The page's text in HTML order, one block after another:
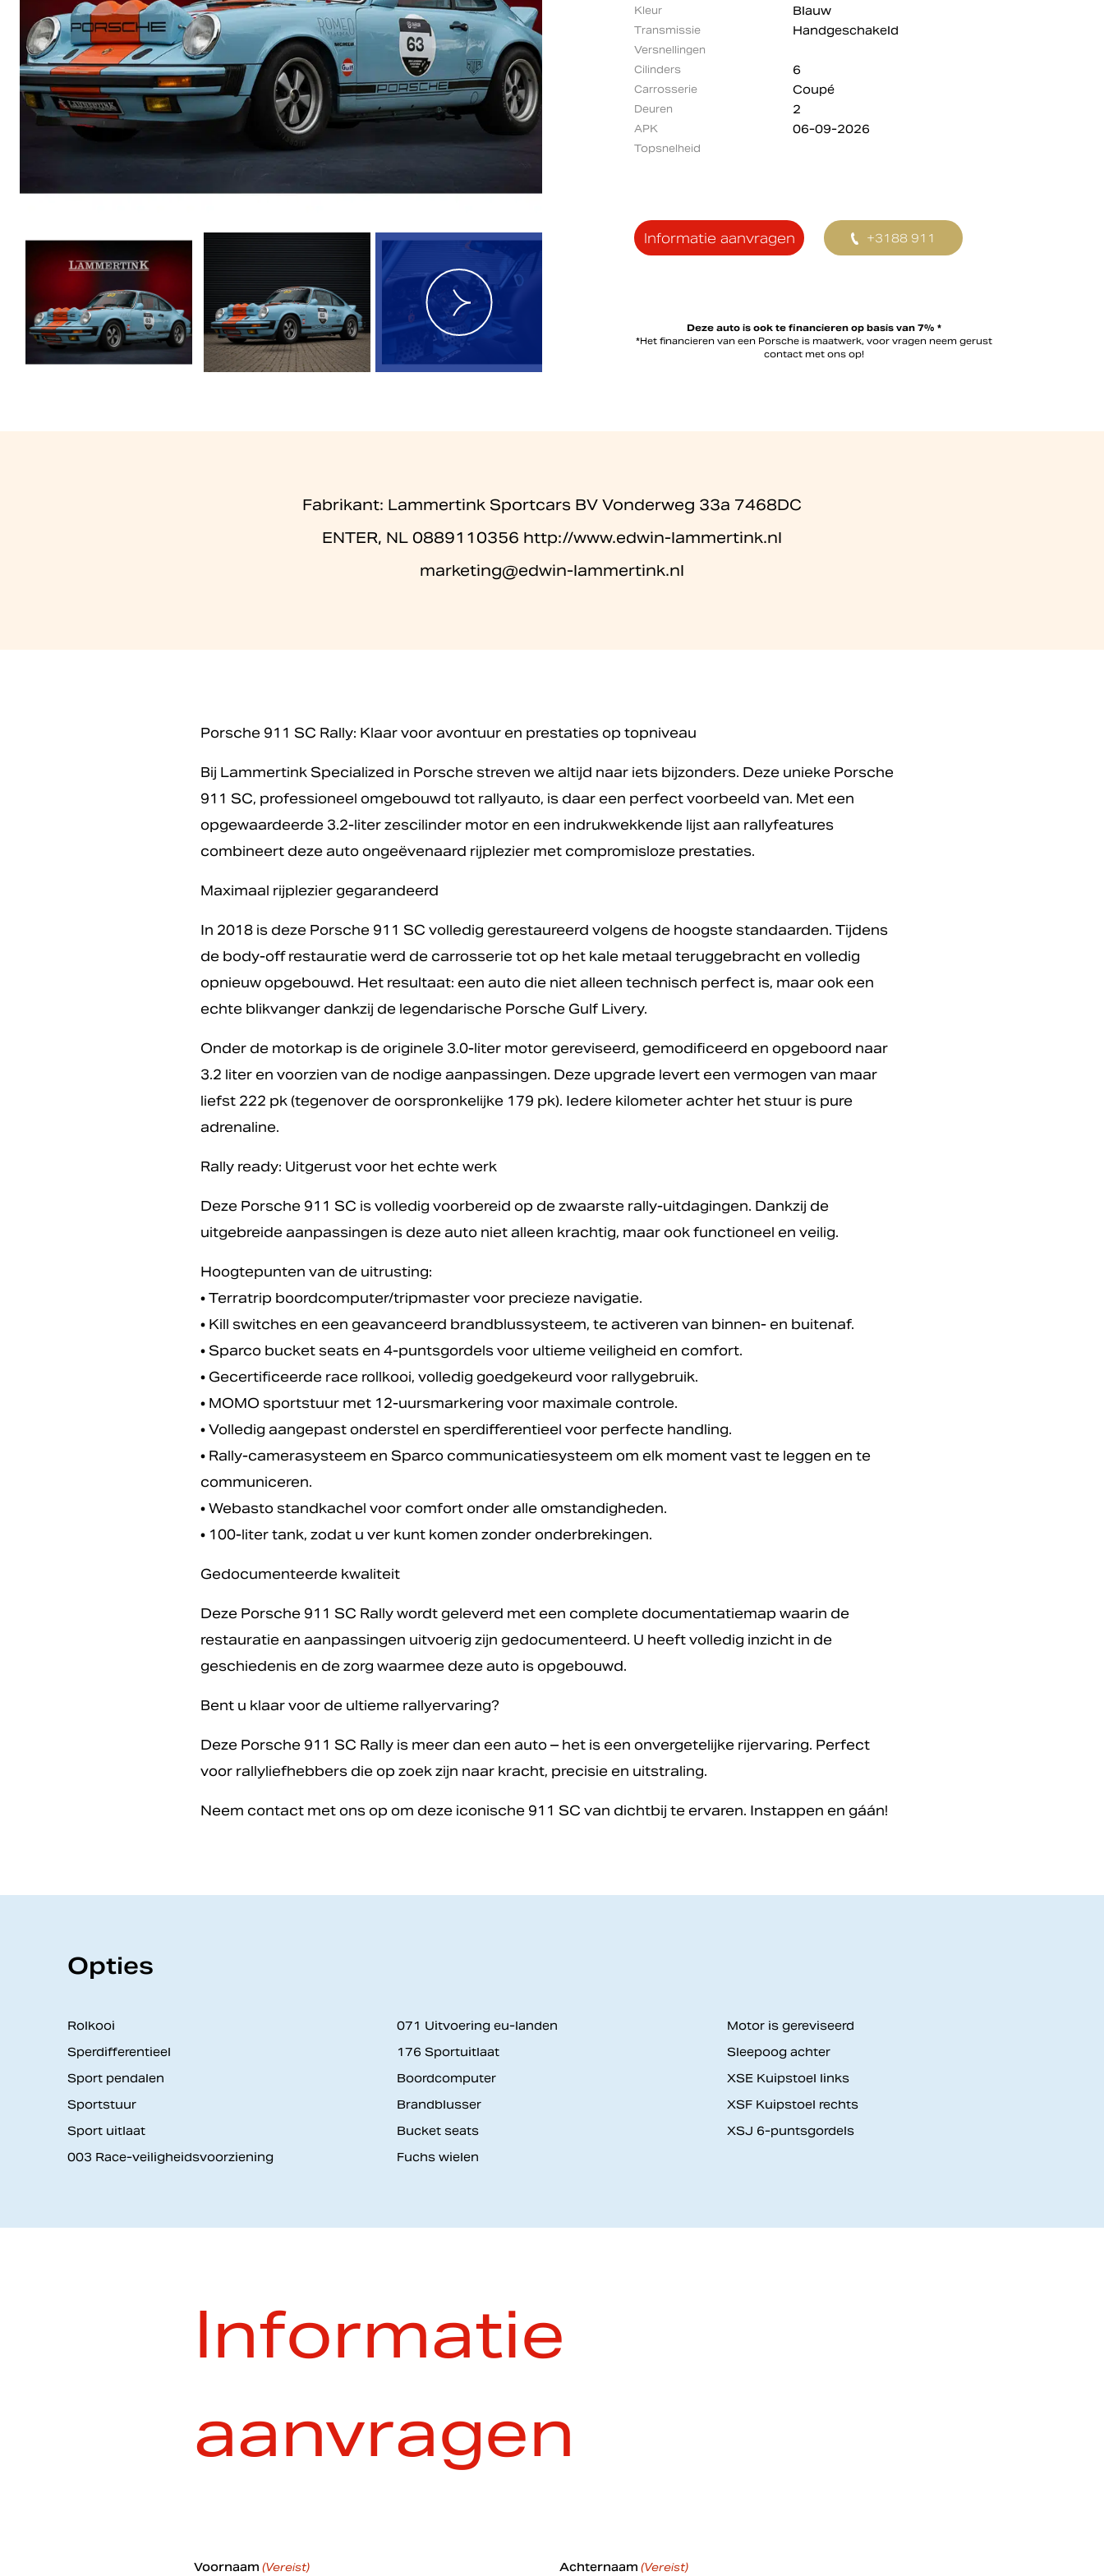
Kleur Blauw
Transmissie Handgeschakeld
Versnellingen
Cilinders
6
Carrosserie Coupé
Deuren 2
APK 06-09-2026
Topsnelheid
Informatie aanvragen +3188 911
Deze auto is ook te financieren op basis van 7% *
*Het financieren van een Porsche is maatwerk, voor vragen neem gerust
contact met ons op!
Fabrikant: Lammertink Sportcars BV Vonderweg 33a 7468DC
ENTER, NL 0889110356 http://www.edwin-lammertink.nl
marketing@edwin-lammertink.nl
Porsche 911 SC Rally: Klaar voor avontuur en prestaties op topniveau
Bij Lammertink Specialized in Porsche streven we altijd naar iets bijzonders. Deze unieke Porsche
911 SC, professioneel omgebouwd tot rallyauto, is daar een perfect voorbeeld van. Met een
opgewaardeerde 3.2-liter zescilinder motor en een indrukwekkende lijst aan rallyfeatures
combineert deze auto ongeëvenaard rijplezier met compromisloze prestaties.
Maximaal rijplezier gegarandeerd
In 2018 is deze Porsche 911 SC volledig gerestaureerd volgens de hoogste standaarden. Tijdens
de body-off restauratie werd de carrosserie tot op het kale metaal teruggebracht en volledig
opnieuw opgebouwd. Het resultaat: een auto die niet alleen technisch perfect is, maar ook een
echte blikvanger dankzij de legendarische Porsche Gulf Livery.
Onder de motorkap is de originele 3.0-liter motor gereviseerd, gemodificeerd en opgeboord naar
3.2 liter en voorzien van de nodige aanpassingen. Deze upgrade levert een vermogen van maar
liefst 222 pk (tegenover de oorspronkelijke 179 pk). Iedere kilometer achter het stuur is pure
adrenaline.
Rally ready: Uitgerust voor het echte werk
Deze Porsche 911 SC is volledig voorbereid op de zwaarste rally-uitdagingen. Dankzij de
uitgebreide aanpassingen is deze auto niet alleen krachtig, maar ook functioneel en veilig.
Hoogtepunten van de uitrusting:
• Terratrip boordcomputer/tripmaster voor precieze navigatie.
• Kill switches en een geavanceerd brandblussysteem, te activeren van binnen- en buitenaf.
• Sparco bucket seats en 4-puntsgordels voor ultieme veiligheid en comfort.
• Gecertificeerde race rollkooi, volledig goedgekeurd voor rallygebruik.
• MOMO sportstuur met 12-uursmarkering voor maximale controle.
• Volledig aangepast onderstel en sperdifferentieel voor perfecte handling.
• Rally-camerasysteem en Sparco communicatiesysteem om elk moment vast te leggen en te
communiceren.
• Webasto standkachel voor comfort onder alle omstandigheden.
• 100-liter tank, zodat u ver kunt komen zonder onderbrekingen.
Gedocumenteerde kwaliteit
Deze Porsche 911 SC Rally wordt geleverd met een complete documentatiemap waarin de
restauratie en aanpassingen uitvoerig zijn gedocumenteerd. U heeft volledig inzicht in de
geschiedenis en de zorg waarmee deze auto is opgebouwd.
Bent u klaar voor de ultieme rallyervaring?
Deze Porsche 911 SC Rally is meer dan een auto – het is een onvergetelijke rijervaring. Perfect
voor rallyliefhebbers die op zoek zijn naar kracht, precisie en uitstraling.
Neem contact met ons op om deze iconische 911 SC van dichtbij te ervaren. Instappen en gáán!
Opties
Rolkooi
Sperdifferentieel
Sport pendalen
Sportstuur
Sport uitlaat
003 Race-veiligheidsvoorziening
071 Uitvoering eu-landen
176 Sportuitlaat
Boordcomputer
Brandblusser
Bucket seats
Fuchs wielen
Motor is gereviseerd
Sleepoog achter
XSE Kuipstoel links
XSF Kuipstoel rechts
XSJ 6-puntsgordels
Informatie
aanvragen
Voornaam (Vereist) Achternaam (Vereist)
E-mailadres * Voornaam *
Inschrijven